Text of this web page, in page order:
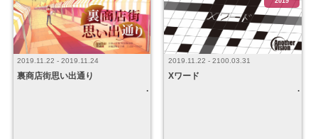
2019.11.22 - 2019.11.24
裏商店街思い出通り
2019.11.22 - 2100.03.31
Xワード